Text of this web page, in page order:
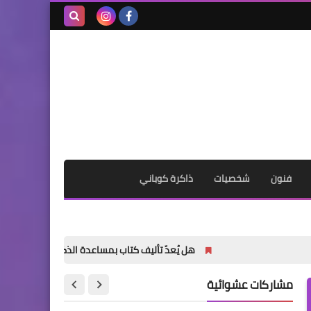
فنون شخصيات ذاكرة كوباني
هل يُعدّ تأليف كتاب بمساعدة الذكاء الاصطناعي أمراً خاطئاً؟
مشاركات عشوائية